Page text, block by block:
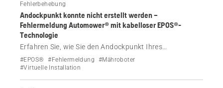
verwalten.
Fehlerbehebung
Andockpunkt konnte nicht erstellt werden –
Fehlermeldung Automower® mit kabelloser EPOS®-
Technologie
Erfahren Sie, wie Sie den Andockpunkt Ihres
Automower® mit kabelloser EPOS®-Technologie
effektiv einrichten und Fehler beheben können.
#EPOS® #Fehlermeldung
#Mähroboter
#Virtuelle Installation